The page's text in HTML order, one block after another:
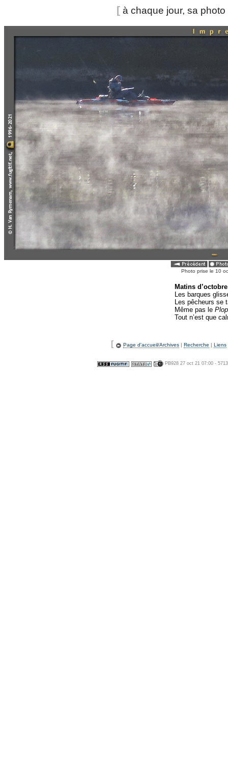
[ à chaque jour, sa photo
Photo prise le 10
Matins
Les barques
Les pêcheurs se
Même pas le Plop
Tout n’est que
[ Page d'accueil/Archives | Recherche | Liens
PB928 27 oct 21 07:00 -